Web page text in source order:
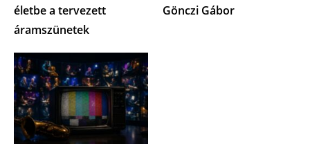
életbe a tervezett
áramszünetek
Gönczi Gábor